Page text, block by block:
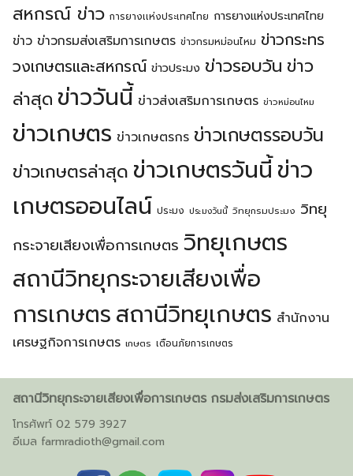
สหกรณ์ ข่าว การยางเเห่งประเทศไทย การยางแห่งประเทศไทย
ข่าว ข่าวกรมส่งเสริมการเกษตร ข่าวกรมหม่อนไหม ข่าวกระทร
วงเกษตรเเละสหกรณ์ ข่าวประมง ข่าวรอบวัน ข่าว
ล่าสุด ข่าววันนี้ ข่าวส่งเสริมการเกษตร ข่าวหม่อนไหม
ข่าวเกษตร ข่าวเกษตรกร ข่าวเกษตรรอบวัน
ข่าวเกษตรล่าสุด ข่าวเกษตรวันนี้ ข่าว
เกษตรออนไลน์ ประมง ประมงวันนี้ วิทยุกรมประมง วิทยุ
กระจายเสียงเพื่อการเกษตร วิทยุเกษตร
สถานีวิทยุกระจายเสียงเพื่อ
การเกษตรสถานีวิทยุเกษตร สำนักงาน
เศรษฐกิจการเกษตร เกษตร เตือนภัยการเกษตร
สถานีวิทยุกระจายเสียงเพื่อการเกษตร กรมส่งเสริมการเกษตร
โทรศัพท์ 02 579 3927
อีเมล farmradioth@gmail.com